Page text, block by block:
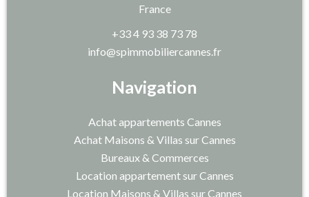
Navigation
Achat appartements Cannes
Achat Maisons & Villas sur Cannes
Bureaux & Commerces
Location appartement sur Cannes
Location Maisons & Villas sur Cannes
France
+33 4 93 38 73 78
info@spimmobiliercannes.fr